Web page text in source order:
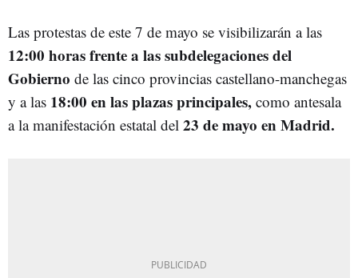
Las protestas de este 7 de mayo se visibilizarán a las
12:00 horas frente a las subdelegaciones del
Gobierno de las cinco provincias castellano-manchegas
y a las 18:00 en las plazas principales, como antesala
a la manifestación estatal del 23 de mayo en Madrid.